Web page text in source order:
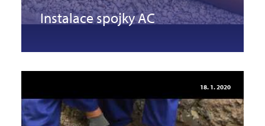
Instalace spojky AC
18. 1. 2020